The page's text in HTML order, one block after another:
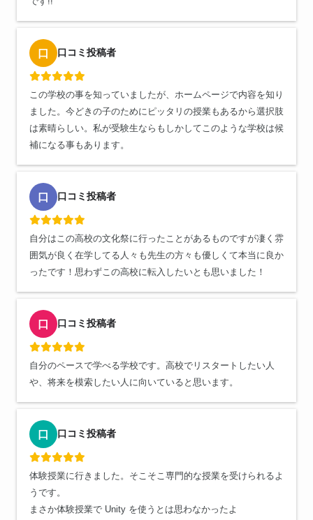
口 口コミ投稿者
この学校の事を知っていましたが、ホームページで内容を知り
ました。今どきの子のためにピッタリの授業もあるから選択肢
は素晴らしい。私が受験生ならもしかしてこのような学校は候
補になる事もあります。
口 口コミ投稿者
自分はこの高校の文化祭に行ったことがあるものですが凄く雰
囲気が良く在学してる人々も先生の方々も優しくて本当に良か
ったです！思わずこの高校に転入したいとも思いました！
口 口コミ投稿者
自分のペースで学べる学校です。高校でリスタートしたい人
や、将来を模索したい人に向いていると思います。
口 口コミ投稿者
体験授業に行きました。そこそこ専門的な授業を受けられるよ
うです。
まさか体験授業で Unity を使うとは思わなかったよ